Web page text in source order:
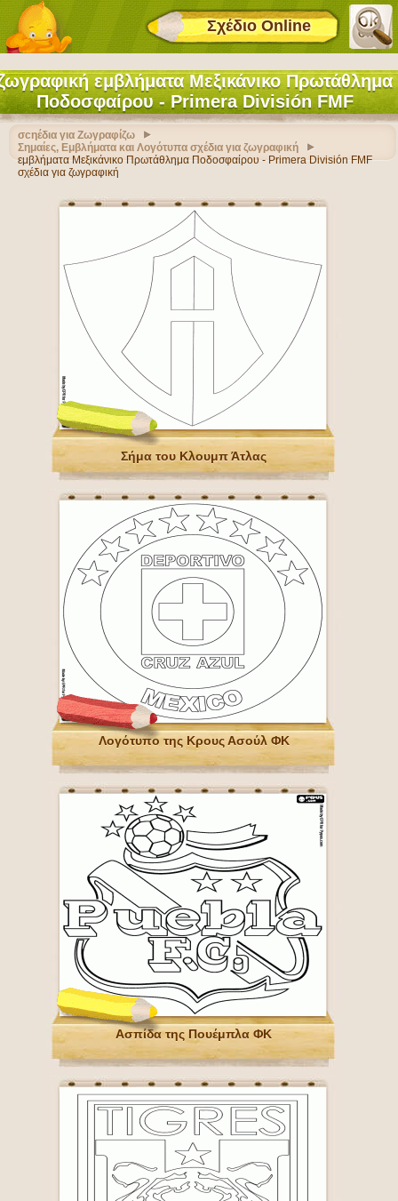
Σχέδιο Online
εμβλήματα Μεξικάνικο Πρωτάθλημα
Ποδοσφαίρου - Primera División FMF
σcηέδια για Ζωγραφίζω
Σημαίες, Εμβλήματα και Λογότυπα σχέδια για ζωγραφική
εμβλήματα Μεξικάνικο Πρωτάθλημα Ποδοσφαίρου - Primera División FMF
σχέδια για ζωγραφική
Σήμα του Κλουμπ Άτλας
Λογότυπο της Κρους Ασούλ ΦΚ
Ασπίδα της Πουέμπλα ΦΚ